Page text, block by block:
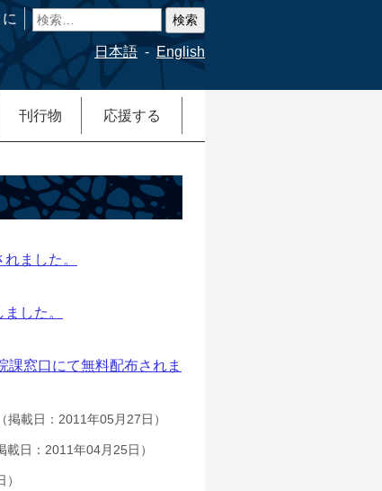
検
索:
日本語 English
刊行物 応援する
ました。
した。
課窓口にて無料配布されま
（掲載日：2011年05月27日）
載日：2011年04月25日）